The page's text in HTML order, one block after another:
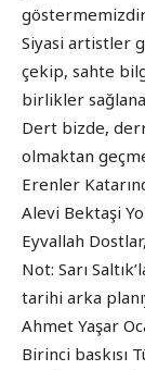
Siyasi artistler
çekip, sahte
birlikler
Dert bizde,
olmaktan
Erenler
Alevi Bektaşi
Eyvallah
Not: Sarı
tarihi arka
Ahmet Yaşar
Birinci baskısı